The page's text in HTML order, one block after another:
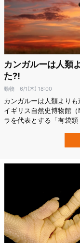
カンガルーは人類
た⁈
動物 6/1(木) 18:00
カンガルーは人類よりも
イギリス自然史博物館
ラを代表とする「有袋
た。 専門家らはこれま
類（カモノハシやハリ